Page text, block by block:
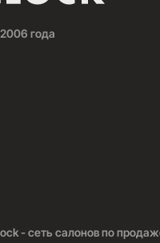
года
- сеть салонов по